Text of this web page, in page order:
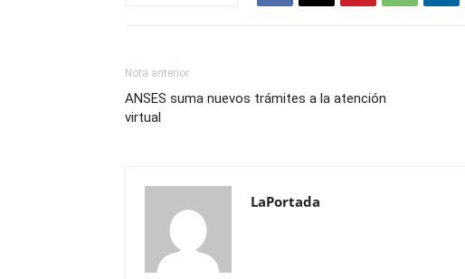
Nota anterior
ANSES suma nuevos trámites a la atención
virtual
LaPortada